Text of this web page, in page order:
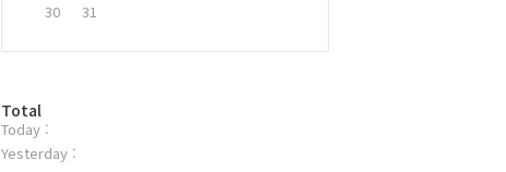
30
31
방
문
자
Total
Today :
Yesterday :